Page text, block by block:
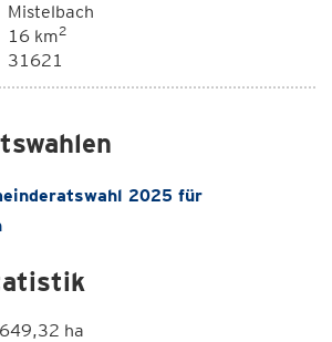
Mistelbach
16 km2
31621
2025 für
ha